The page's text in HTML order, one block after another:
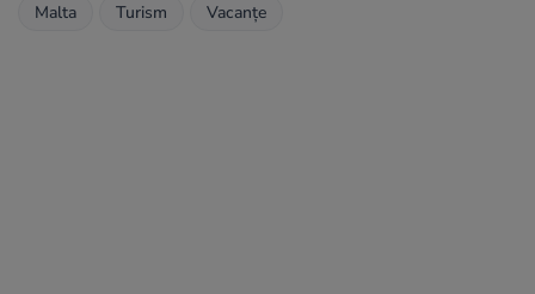
Malta Turism Vacanțe